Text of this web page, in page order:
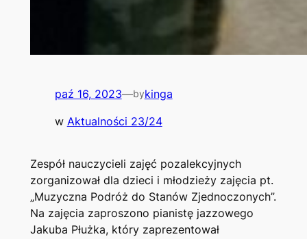
paź 16, 2023—bykinga
w Aktualności 23/24
Zespół nauczycieli zajęć pozalekcyjnych
zorganizował dla dzieci i młodzieży zajęcia pt.
„Muzyczna Podróż do Stanów Zjednoczonych”.
Na zajęcia zaproszono pianistę jazzowego
Jakuba Płużka, który zaprezentował